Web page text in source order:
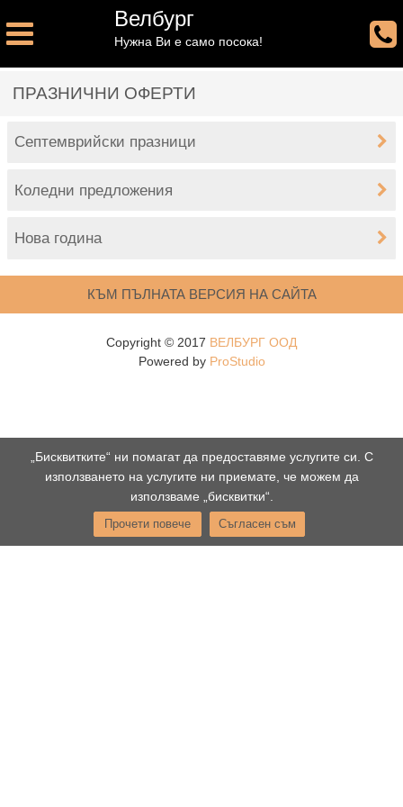
Велбург
Нужна Ви е само посока!
ПРАЗНИЧНИ ОФЕРТИ
Септемврийски празници
Коледни предложения
Нова година
КЪМ ПЪЛНАТА ВЕРСИЯ НА САЙТА
Copyright © 2017 ВЕЛБУРГ ООД
Powered by ProStudio
„Бисквитките“ ни помагат да предоставяме услугите си. С
използването на услугите ни приемате, че можем да
използваме „бисквитки“.
Прочети повече Съгласен съм